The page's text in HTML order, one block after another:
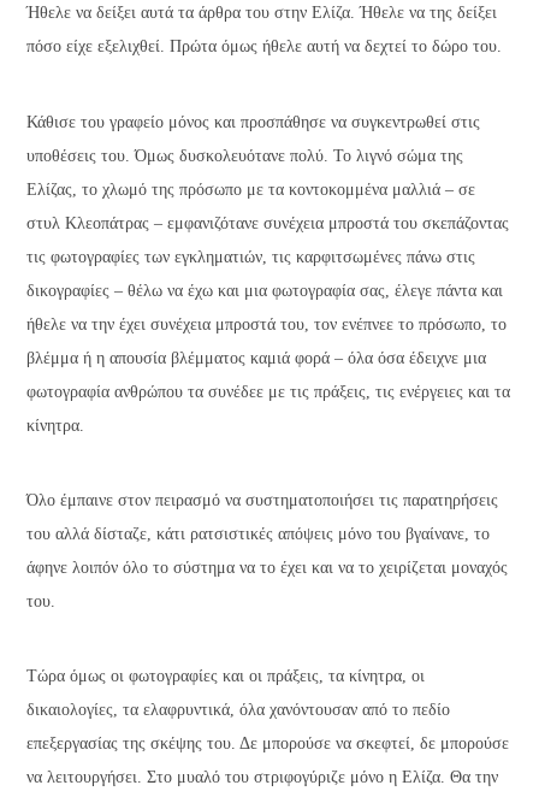
Ήθελε να δείξει αυτά τα άρθρα του στην Ελίζα. Ήθελε να της δείξει
πόσο είχε εξελιχθεί. Πρώτα όμως ήθελε αυτή να δεχτεί το δώρο του.
Κάθισε του γραφείο μόνος και προσπάθησε να συγκεντρωθεί στις
υποθέσεις του. Όμως δυσκολευότανε πολύ. Το λιγνό σώμα της
Ελίζας, το χλωμό της πρόσωπο με τα κοντοκομμένα μαλλιά – σε
στυλ Κλεοπάτρας – εμφανιζότανε συνέχεια μπροστά του σκεπάζοντας
τις φωτογραφίες των εγκληματιών, τις καρφιτσωμένες πάνω στις
δικογραφίες – θέλω να έχω και μια φωτογραφία σας, έλεγε πάντα και
ήθελε να την έχει συνέχεια μπροστά του, τον ενέπνεε το πρόσωπο, το
βλέμμα ή η απουσία βλέμματος καμιά φορά – όλα όσα έδειχνε μια
φωτογραφία ανθρώπου τα συνέδεε με τις πράξεις, τις ενέργειες και τα
κίνητρα.
Όλο έμπαινε στον πειρασμό να συστηματοποιήσει τις παρατηρήσεις
του αλλά δίσταζε, κάτι ρατσιστικές απόψεις μόνο του βγαίνανε, το
άφηνε λοιπόν όλο το σύστημα να το έχει και να το χειρίζεται μοναχός
του.
Τώρα όμως οι φωτογραφίες και οι πράξεις, τα κίνητρα, οι
δικαιολογίες, τα ελαφρυντικά, όλα χανόντουσαν από το πεδίο
επεξεργασίας της σκέψης του. Δε μπορούσε να σκεφτεί, δε μπορούσε
να λειτουργήσει. Στο μυαλό του στριφογύριζε μόνο η Ελίζα. Θα την